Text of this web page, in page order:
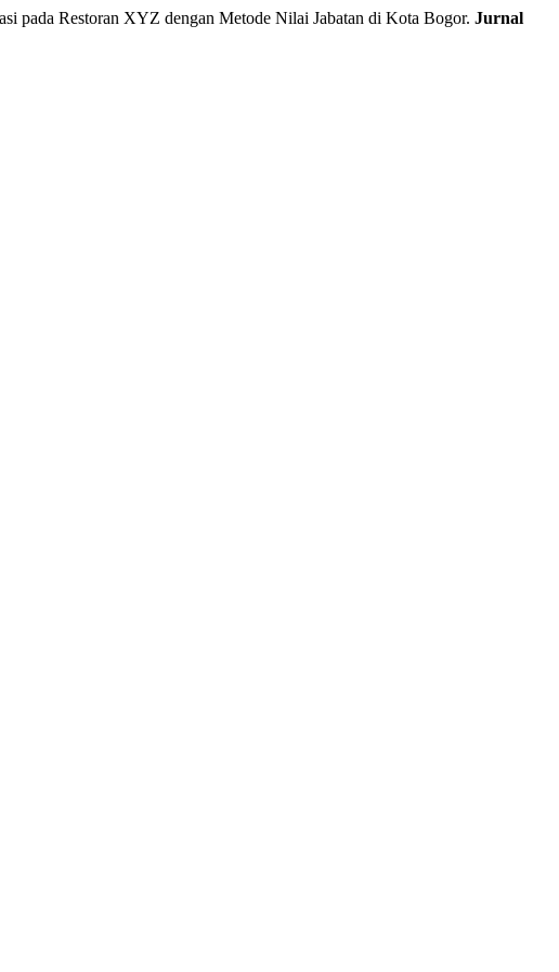
Restoran XYZ dengan Metode Nilai Jabatan di Kota Bogor. Jurnal